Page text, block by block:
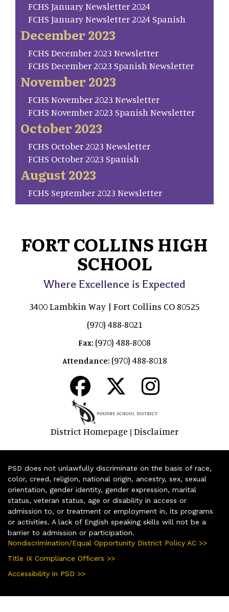
FCHS January Newsletter 2024
FCHS January Newsletter 2024 Spanish
December 2023
FCHS December 2023 Newsletter
FCHS December 2023 Spanish Newsletter
November 2023
FCHS November 2023 Newsletter
FCHS November 2023 Spanish Newsletter
October 2023
FCHS October 2023 Newsletter
FCHS October 2023 Spanish
August 2023
FCHS September 2023 Newsletter
FORT COLLINS HIGH
SCHOOL
Where Excellence is Expected
3400 Lambkin Way | Fort Collins CO 80525
(970) 488-8021
Fax: (970) 488-8008
Attendance: (970) 488-8018
District Homepage | Disclaimer
PSD does not unlawfully discriminate on the basis of race,
color, creed, religion, national origin, ancestry, sex, sexual
orientation, gender identity, gender expression, marital
status, veteran status, age or disability in access or
admission to, or treatment or employment in, its programs
or activities. A lack of English speaking skills will not be a
barrier to admission or participation.
Nondiscrimination/Equal Opportunity District Policy AC >>
Title IX Compliance Officers >>
Accessibility in PSD >>